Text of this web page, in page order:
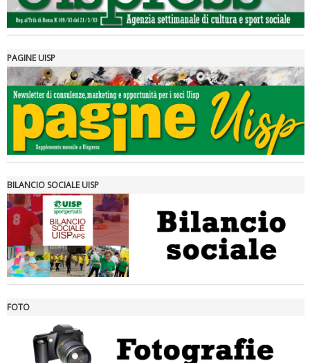
Tiziano Pesce a Radio InBlu2000 traccia il bilancio della stagione
Ddl Lobby, Uisp: “Il Parlamento valorizzi le nostre specificità"
PAGINE UISP
BILANCIO SOCIALE UISP
FOTO